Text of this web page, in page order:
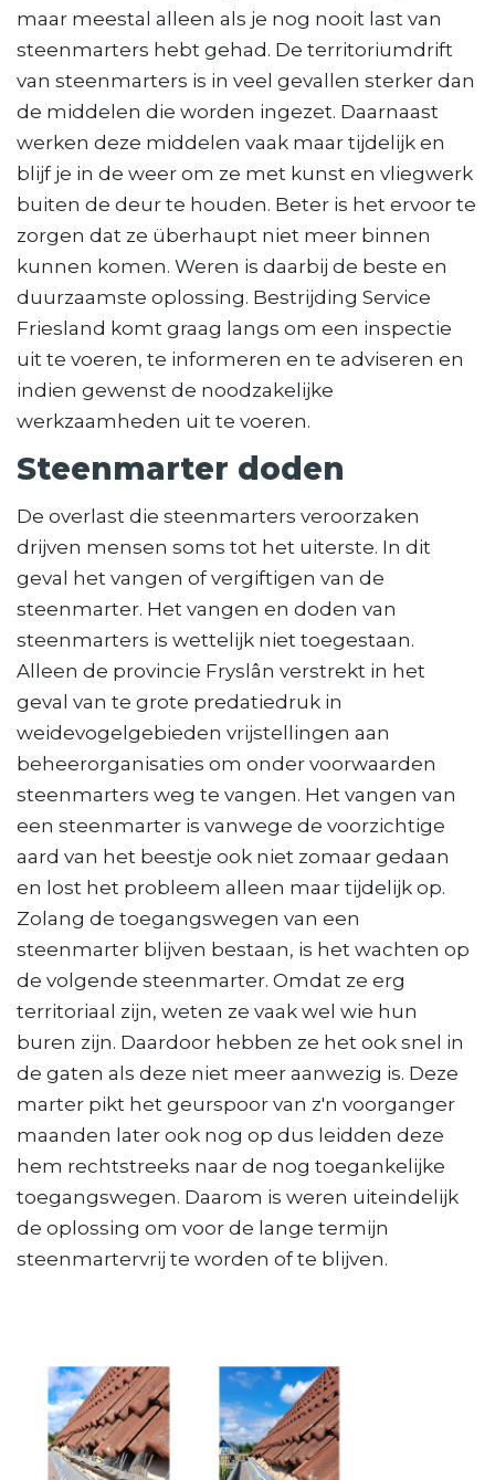
maar meestal alleen als je nog nooit last van
steenmarters hebt gehad. De territoriumdrift
van steenmarters is in veel gevallen sterker dan
de middelen die worden ingezet. Daarnaast
werken deze middelen vaak maar tijdelijk en
blijf je in de weer om ze met kunst en vliegwerk
buiten de deur te houden. Beter is het ervoor te
zorgen dat ze überhaupt niet meer binnen
kunnen komen. Weren is daarbij de beste en
duurzaamste oplossing. Bestrijding Service
Friesland komt graag langs om een inspectie
uit te voeren, te informeren en te adviseren en
indien gewenst de noodzakelijke
werkzaamheden uit te voeren.
Steenmarter doden
De overlast die steenmarters veroorzaken
drijven mensen soms tot het uiterste. In dit
geval het vangen of vergiftigen van de
steenmarter. Het vangen en doden van
steenmarters is wettelijk niet toegestaan.
Alleen de provincie Fryslân verstrekt in het
geval van te grote predatiedruk in
weidevogelgebieden vrijstellingen aan
beheerorganisaties om onder voorwaarden
steenmarters weg te vangen. Het vangen van
een steenmarter is vanwege de voorzichtige
aard van het beestje ook niet zomaar gedaan
en lost het probleem alleen maar tijdelijk op.
Zolang de toegangswegen van een
steenmarter blijven bestaan, is het wachten op
de volgende steenmarter. Omdat ze erg
territoriaal zijn, weten ze vaak wel wie hun
buren zijn. Daardoor hebben ze het ook snel in
de gaten als deze niet meer aanwezig is. Deze
marter pikt het geurspoor van z'n voorganger
maanden later ook nog op dus leidden deze
hem rechtstreeks naar de nog toegankelijke
toegangswegen. Daarom is weren uiteindelijk
de oplossing om voor de lange termijn
steenmartervrij te worden of te blijven.